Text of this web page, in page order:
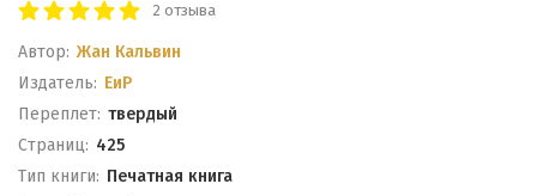
2 отзыва
Автор: Жан Кальвин
Издатель: ЕиР
Переплет: твердый
Cтраниц: 425
Тип книги: Печатная книга